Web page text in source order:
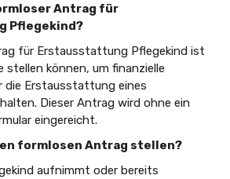
Antrag für
Pflegekind?
für Erstausstattung Pflegekind ist
stellen können, um finanzielle
Erstausstattung eines
Dieser Antrag wird ohne ein
eingereicht.
formlosen Antrag stellen?
aufnimmt oder bereits